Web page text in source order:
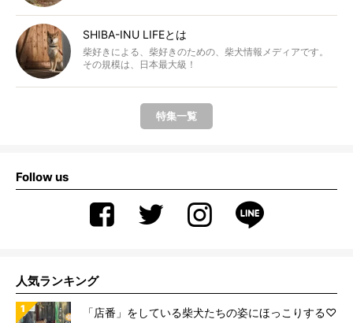
SHIBA-INU LIFEとは
柴好きによる、柴好きのための、柴犬情報メディアです。
その規模は、日本最大級！
特集一覧
Follow us
人気ランキング
「店番」をしている柴犬たちの姿にほっこりする♡